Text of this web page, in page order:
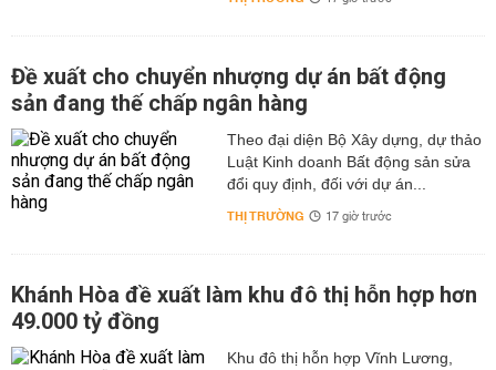
Đề xuất cho chuyển nhượng dự án bất động
sản đang thế chấp ngân hàng
Theo đại diện Bộ Xây dựng, dự thảo
Luật Kinh doanh Bất động sản sửa
đổi quy định, đối với dự án...
THỊ TRƯỜNG 17 giờ trước
Khánh Hòa đề xuất làm khu đô thị hỗn hợp hơn
49.000 tỷ đồng
Khu đô thị hỗn hợp Vĩnh Lương,